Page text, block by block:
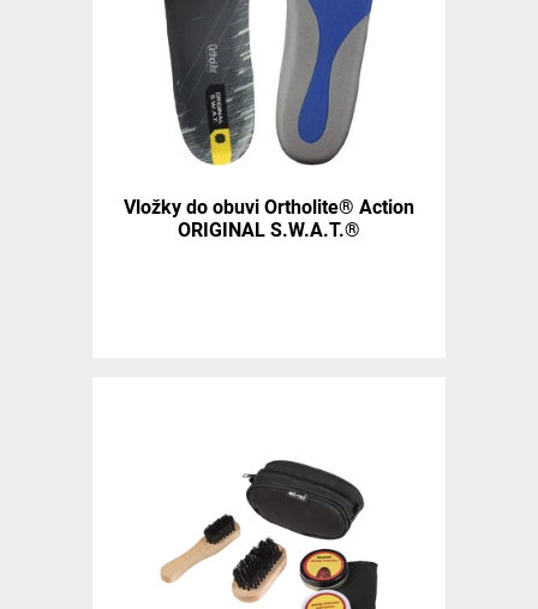
Vložky do obuvi Ortholite® Action
ORIGINAL S.W.A.T.®